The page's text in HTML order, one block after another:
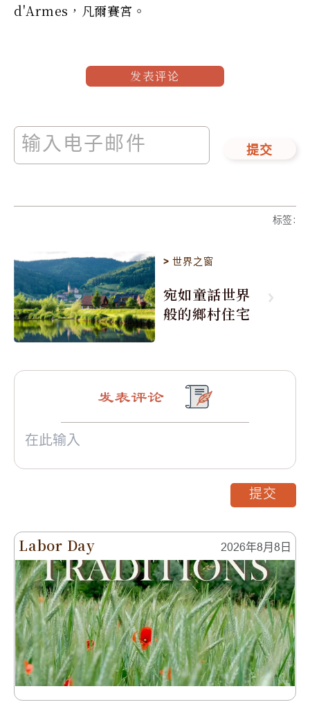
d'Armes，凡爾賽宮。
发表评论
提交
标签:
>世界之窗
宛如童話世界
般的鄉村住宅
Labor Day 2026年8月8日
发表评论
提交